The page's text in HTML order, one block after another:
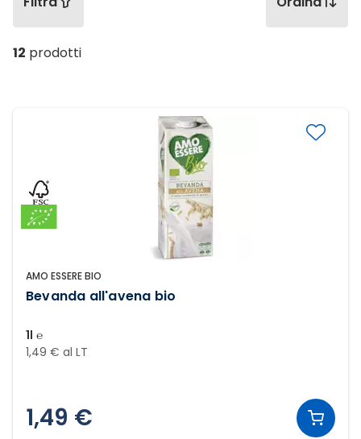
12 prodotti
AMO ESSERE BIO
Bevanda all'avena bio
1l ℮
1,49 € al LT
1,49 €